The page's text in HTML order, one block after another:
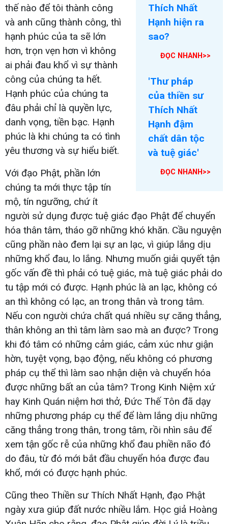
Thích Nhất
Hạnh hiện ra
sao?
ĐỌC NHANH>>
'Thư pháp
của thiền sư
Thích Nhất
Hạnh đậm
chất dân tộc
và tuệ giác'
ĐỌC NHANH>>
thế nào để tôi thành công
và anh cũng thành công, thì
hạnh phúc của ta sẽ lớn
hơn, trọn vẹn hơn vì không
ai phải đau khổ vì sự thành
công của chúng ta hết.
Hạnh phúc của chúng ta
đâu phải chỉ là quyền lực,
danh vọng, tiền bạc. Hạnh
phúc là khi chúng ta có tình
yêu thương và sự hiểu biết.
Với đạo Phật, phần lớn
chúng ta mới thực tập tín
mộ, tín ngưỡng, chứ ít
người sử dụng được tuệ giác đạo Phật để chuyển
hóa thân tâm, tháo gỡ những khó khăn. Cầu nguyện
cũng phần nào đem lại sự an lạc, vì giúp lắng dịu
những khổ đau, lo lắng. Nhưng muốn giải quyết tận
gốc vấn đề thì phải có tuệ giác, mà tuệ giác phải do
tu tập mới có được. Hạnh phúc là an lạc, không có
an thì không có lạc, an trong thân và trong tâm.
Nếu con người chứa chất quá nhiều sự căng thẳng,
thân không an thì tâm làm sao mà an được? Trong
khi đó tâm có những cảm giác, cảm xúc như giận
hờn, tuyệt vọng, bạo động, nếu không có phương
pháp cụ thể thì làm sao nhận diện và chuyển hóa
được những bất an của tâm? Trong Kinh Niệm xứ
hay Kinh Quán niệm hơi thở, Đức Thế Tôn đã dạy
những phương pháp cụ thể để làm lắng dịu những
căng thẳng trong thân, trong tâm, rồi nhìn sâu để
xem tận gốc rễ của những khổ đau phiền não đó
do đâu, từ đó mới bắt đầu chuyển hóa được đau
khổ, mới có được hạnh phúc.
Cũng theo Thiền sư Thích Nhất Hạnh, đạo Phật
ngày xưa giúp đất nước nhiều lắm. Học giả Hoàng